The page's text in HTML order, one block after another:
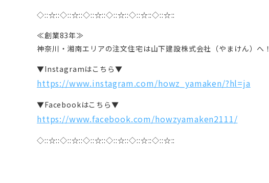
◇::☆::◇::☆::◇::☆::◇::☆::◇::☆::◇::☆::
≪創業83年≫
神奈川・湘南エリアの注文住宅は山下建設株式会社（やまけん）へ！
▼Instagramはこちら▼
https://www.instagram.com/howz_yamaken/?hl=ja
▼Facebookはこちら▼
https://www.facebook.com/howzyamaken2111/
◇::☆::◇::☆::◇::☆::◇::☆::◇::☆::◇::☆::